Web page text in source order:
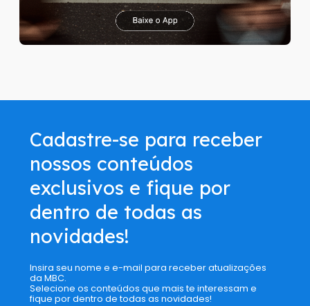
Cadastre-se para receber
nossos conteúdos
exclusivos e fique por
dentro de todas as
novidades!
Insira seu nome e e-mail para receber atualizações
da MBC.
Selecione os conteúdos que mais te interessam e
fique por dentro de todas as novidades!